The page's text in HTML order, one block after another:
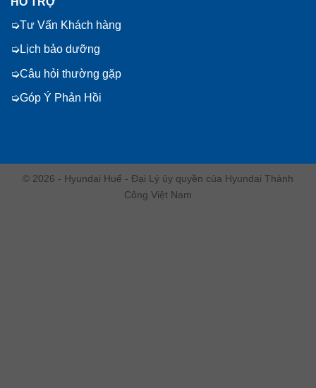
Tư Vấn Khách hàng
Lịch bảo dưỡng
Câu hỏi thường gặp
Góp Ý Phản Hồi
© 2026 - Hyundai Huế - Đại Lý ủy quyền của Hyundai Thành
Công Việt Nam